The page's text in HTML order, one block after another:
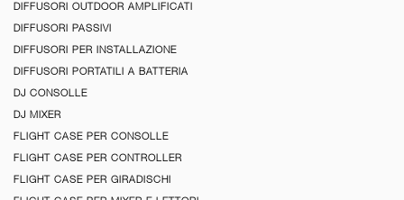
DIFFUSORI OUTDOOR AMPLIFICATI
DIFFUSORI PASSIVI
DIFFUSORI PER INSTALLAZIONE
DIFFUSORI PORTATILI A BATTERIA
DJ CONSOLLE
DJ MIXER
FLIGHT CASE PER CONSOLLE
FLIGHT CASE PER CONTROLLER
FLIGHT CASE PER GIRADISCHI